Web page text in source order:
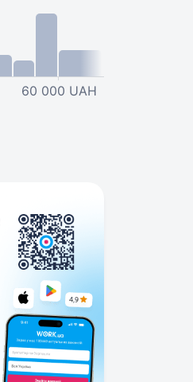
60 000 UAH